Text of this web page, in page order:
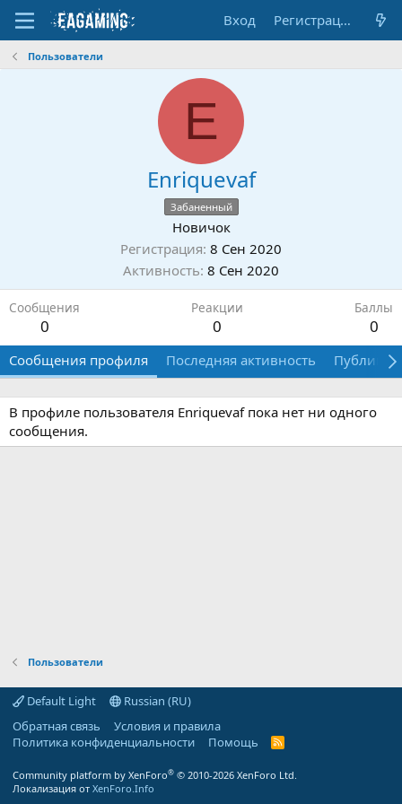
Вход Регистрация
Пользователи
E
Enriquevaf
Забаненный
Новичок
Регистрация 8 Сен 2020
Активность 8 Сен 2020
Сообщения
0
Реакции
0
Баллы
0
Сообщения профиля Последняя активность
В профиле пользователя Enriquevaf пока нет ни одного
сообщения.
Пользователи
Default Light
Russian (RU)
Обратная связь
Условия и правила
Политика конфиденциальности
Помощь
R
Community platform by XenForo® © 2010-2026 XenForo Ltd.
Локализация от XenForo.Info